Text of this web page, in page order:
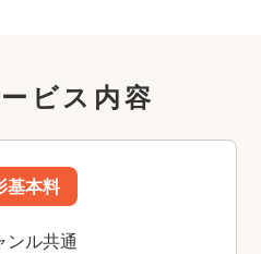
ビス内容
基本料
ンル共通